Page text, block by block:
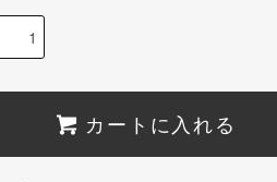
カートに入れる